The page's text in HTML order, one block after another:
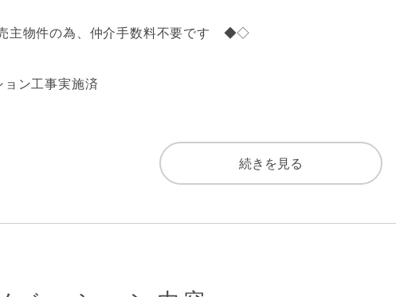
物件の為、仲介手数料不要です　◆◇
ョン工事実施済
続きを見る